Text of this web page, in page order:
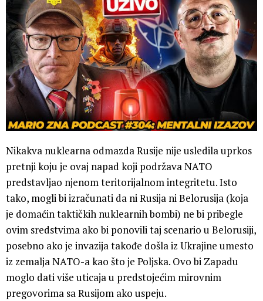
Nikakva nuklearna odmazda Rusije nije usledila uprkos
pretnji koju je ovaj napad koji podržava NATO
predstavljao njenom teritorijalnom integritetu. Isto
tako, mogli bi izračunati da ni Rusija ni Belorusija (koja
je domaćin taktičkih nuklearnih bombi) ne bi pribegle
ovim sredstvima ako bi ponovili taj scenario u Belorusiji,
posebno ako je invazija takođe došla iz Ukrajine umesto
iz zemalja NATO-a kao što je Poljska. Ovo bi Zapadu
moglo dati više uticaja u predstojećim mirovnim
pregovorima sa Rusijom ako uspeju.